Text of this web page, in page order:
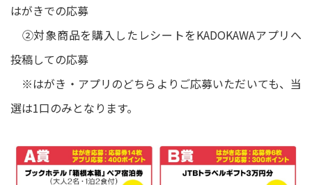
はがきでの応募
②対象商品を購入したレシートをKADOKAWAアプリへ
投稿しての応募
※はがき・アプリのどちらよりご応募いただいても、当
選は1口のみとなります。